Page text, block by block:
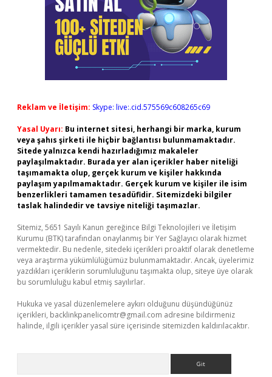
Reklam ve İletişim: Skype: live:.cid.575569c608265c69
Yasal Uyarı: Bu internet sitesi, herhangi bir marka, kurum
veya şahıs şirketi ile hiçbir bağlantısı bulunmamaktadır.
Sitede yalnızca kendi hazırladığımız makaleler
paylaşılmaktadır. Burada yer alan içerikler haber niteliği
taşımamakta olup, gerçek kurum ve kişiler hakkında
paylaşım yapılmamaktadır. Gerçek kurum ve kişiler ile isim
benzerlikleri tamamen tesadüfidir. Sitemizdeki bilgiler
taslak halindedir ve tavsiye niteliği taşımazlar.
Sitemiz, 5651 Sayılı Kanun gereğince Bilgi Teknolojileri ve İletişim
Kurumu (BTK) tarafından onaylanmış bir Yer Sağlayıcı olarak hizmet
vermektedir. Bu nedenle, sitedeki içerikleri proaktif olarak denetleme
veya araştırma yükümlülüğümüz bulunmamaktadır. Ancak, üyelerimiz
yazdıkları içeriklerin sorumluluğunu taşımakta olup, siteye üye olarak
bu sorumluluğu kabul etmiş sayılırlar.
Hukuka ve yasal düzenlemelere aykırı olduğunu düşündüğünüz
içerikleri, backlinkpanelicomtr@gmail.com adresine bildirmeniz
halinde, ilgili içerikler yasal süre içerisinde sitemizden kaldırılacaktır.